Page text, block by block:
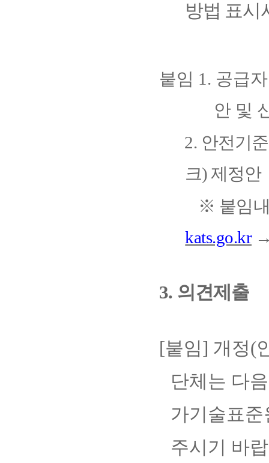
방법 표시
붙임 1. 공급
안 및
2. 안전기
크)제정안
※ 붙임
kats.go.kr
3. 의견제출
[붙임] 개정(
단체는 다
가기술표
주시기 바